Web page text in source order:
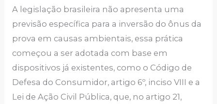
A legislação brasileira não apresenta uma
previsão específica para a inversão do ônus da
prova em causas ambientais, essa prática
começou a ser adotada com base em
dispositivos já existentes, como o Código de
Defesa do Consumidor, artigo 6º, inciso VIII e a
Lei de Ação Civil Pública, que, no artigo 21,